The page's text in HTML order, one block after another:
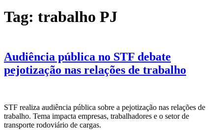
Tag: trabalho PJ
Audiência pública no STF debate
pejotização nas relações de trabalho
STF realiza audiência pública sobre a pejotização nas relações de
trabalho. Tema impacta empresas, trabalhadores e o setor de
transporte rodoviário de cargas.